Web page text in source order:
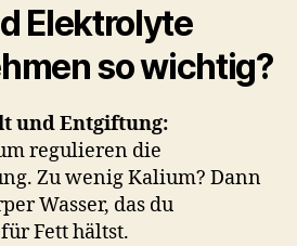
Elektrolyte
so wichtig?
und Entgiftung:
regulieren die
Zu wenig Kalium? Dann
Wasser, das du
Fett hältst.